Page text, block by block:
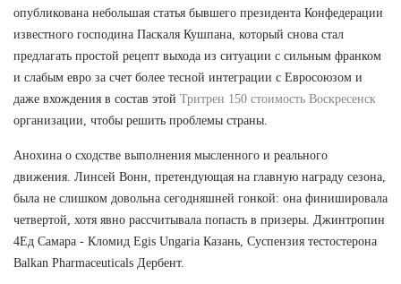
опубликована небольшая статья бывшего президента Конфедерации
известного господина Паскаля Кушпана, который снова стал
предлагать простой рецепт выхода из ситуации с сильным франком
и слабым евро за счет более тесной интеграции с Евросоюзом и
даже вхождения в состав этой Тритрен 150 стоимость Воскресенск
организации, чтобы решить проблемы страны.
Анохина о сходстве выполнения мысленного и реального
движения. Линсей Вонн, претендующая на главную награду сезона,
была не слишком довольна сегодняшней гонкой: она финишировала
четвертой, хотя явно рассчитывала попасть в призеры. Джинтропин
4Ед Самара - Кломид Egis Ungaria Казань, Суспензия тестостерона
Balkan Pharmaceuticals Дербент.